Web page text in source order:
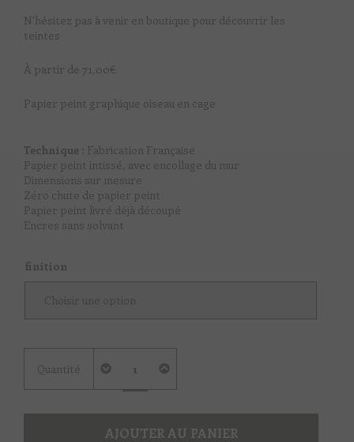
N'hésitez pas à venir en boutique pour découvrir les
teintes
À partir de 71,00€
Papier peint graphique oiseau en cage
Technique : Fabrication Française
Papier peint intissé, avec encollage du mur
Dimensions sur mesure
Zéro chute de papier peint
Papier peint livré déjà découpé
Encres sans solvant
finition
Quantité
de
Birds
Cage
1
AJOUTER AU PANIER